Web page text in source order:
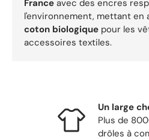
France avec des encres
l'environnement, mettant en
coton biologique pour les
accessoires textiles.
Un large
Plus de
drôles à